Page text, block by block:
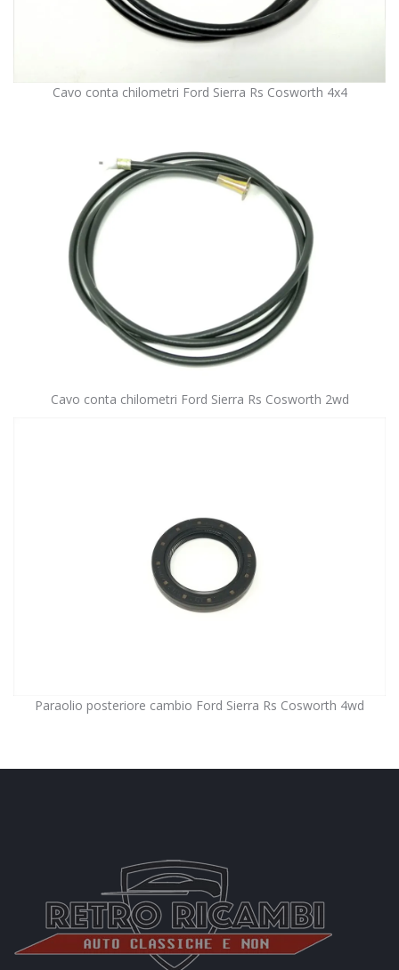
Cavo conta chilometri Ford Sierra Rs Cosworth 4x4
Cavo conta chilometri Ford Sierra Rs Cosworth 2wd
Paraolio posteriore cambio Ford Sierra Rs Cosworth 4wd